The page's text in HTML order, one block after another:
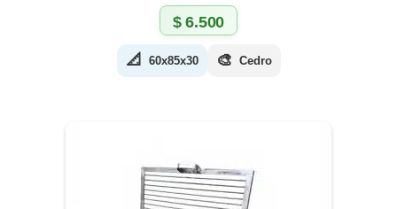
$6.500
📐 60x85x30 🎨 Cedro